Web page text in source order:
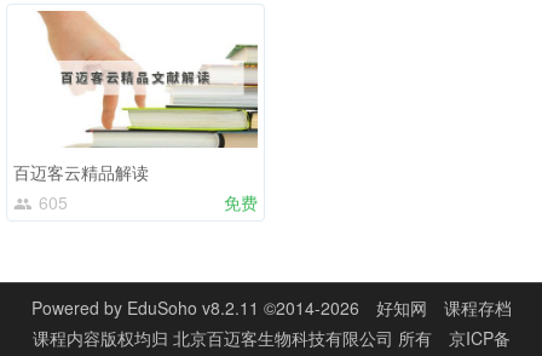
百迈客云精品解读
605
免费
Powered by EduSoho v8.2.11 ©2014-2026 好知网
课程存档
课程内容版权均归 北京百迈客生物科技有限公司 所有
京ICP备